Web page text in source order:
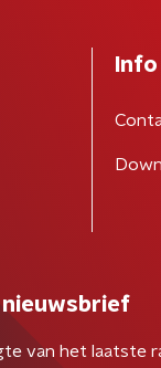
Info
nieuwsbrief
van het laatste